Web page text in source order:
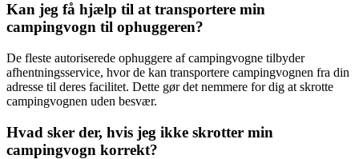
Kan jeg få hjælp til at transportere min
campingvogn til ophuggeren?
De fleste autoriserede ophuggere af campingvogne tilbyder
afhentningsservice, hvor de kan transportere campingvognen fra din
adresse til deres facilitet. Dette gør det nemmere for dig at skrotte
campingvognen uden besvær.
Hvad sker der, hvis jeg ikke skrotter min
campingvogn korrekt?